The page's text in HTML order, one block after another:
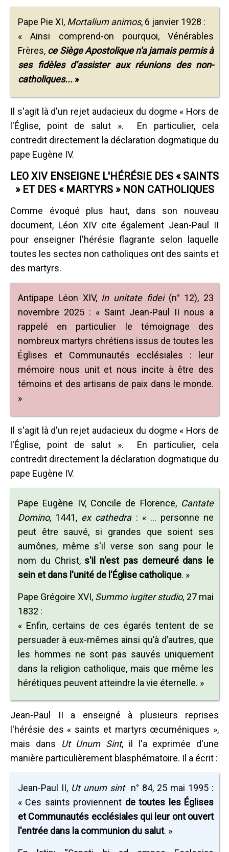
Pape Pie XI, Mortalium animos, 6 janvier 1928 :
« Ainsi comprend-on pourquoi, Vénérables
Frères, ce Siège Apostolique n'a jamais permis à
ses fidèles d’assister aux réunions des non-
catholiques...»
Il s'agit là d'un rejet audacieux du dogme « Hors de
l'Église, point de salut ». En particulier, cela
contredit directement la déclaration dogmatique du
pape Eugène IV.
LEO XIV ENSEIGNE L'HÉRÉSIE DES « SAINTS
» ET DES « MARTYRS » NON CATHOLIQUES
Comme évoqué plus haut, dans son nouveau
document, Léon XIV cite également Jean-Paul II
pour enseigner l'hérésie flagrante selon laquelle
toutes les sectes non catholiques ont des saints et
des martyrs.
Antipape Léon XIV, In unitate fidei(n° 12), 23
novembre 2025 : « Saint Jean-Paul II nous a
rappelé en particulier le témoignage des
nombreux martyrs chrétiens issus de toutes les
Églises et Communautés ecclésiales : leur
mémoire nous unit et nous incite à être des
témoins et des artisans de paix dans le monde.
»
Il s'agit là d'un rejet audacieux du dogme « Hors de
l'Église, point de salut ». En particulier, cela
contredit directement la déclaration dogmatique du
pape Eugène IV.
Pape Eugène IV, Concile de Florence, Cantate
Domino, 1441, ex cathedra: « … personne ne
peut être sauvé, si grandes que soient ses
aumônes, même s'il verse son sang pour le
nom du Christ, s'il n'est pas demeuré dans le
sein et dans l'unité de l'Église catholique. »
Pape Grégoire XVI, Summo iugiter studio, 27 mai
1832 :
« Enfin, certains de ces égarés tentent de se
persuader à eux-mêmes ainsi qu’à d’autres, que
les hommes ne sont pas sauvés uniquement
dans la religion catholique, mais que même les
hérétiques peuvent atteindre la vie éternelle. »
Jean-Paul II a enseigné à plusieurs reprises
l'hérésie des « saints et martyrs œcuméniques »,
mais dans
Ut Unum Sint, il l'a exprimée d'une
manière particulièrement blasphématoire. Il a écrit :
Jean-Paul II, Ut unum sintn° 84, 25 mai 1995 :
« Ces saints proviennent de toutes les Églises
et Communautés ecclésiales qui leur ont ouvert
l'entrée dans la communion du salut. »